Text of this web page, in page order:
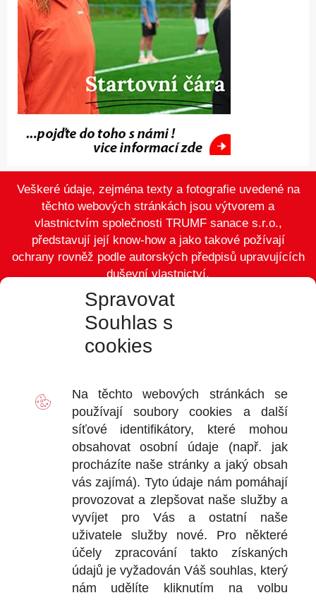
Spravovat
Souhlas s
cookies
Na těchto webových stránkách se
používají souborycookies a další
síťové identifikátory, které mohou
obsahovat osobní údaje (např. jak
procházíte naše stránky a jaký obsah
vás zajímá). Tyto údaje nám pomáhají
provozovat a zlepšovat naše služby a
vyvíjet pro Vás a ostatní naše
uživatele služby nové. Pro některé
účely zpracování takto získaných
údajů je vyžadován Váš souhlas, který
nám udělíte kliknutím na volbu
Veškeré údaje, zejména texty a fotografie uvedené na
těchto webových stránkách jsou výtvorem a
vlastnictvím společnosti TRUMF sanace s.r.o.,
představují její know-how a jako takové požívají
ochrany rovněž podle autorských předpisů upravujících
duševní vlastnictví.
Obchodní